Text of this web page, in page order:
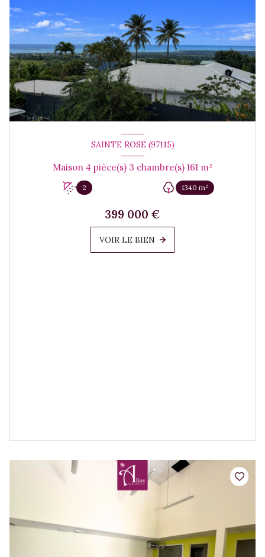
SAINTE ROSE (97115)
Maison 4 pièce(s) 3 chambre(s) 161 m²
2 1340 m²
399 000 €
VOIR LE BIEN